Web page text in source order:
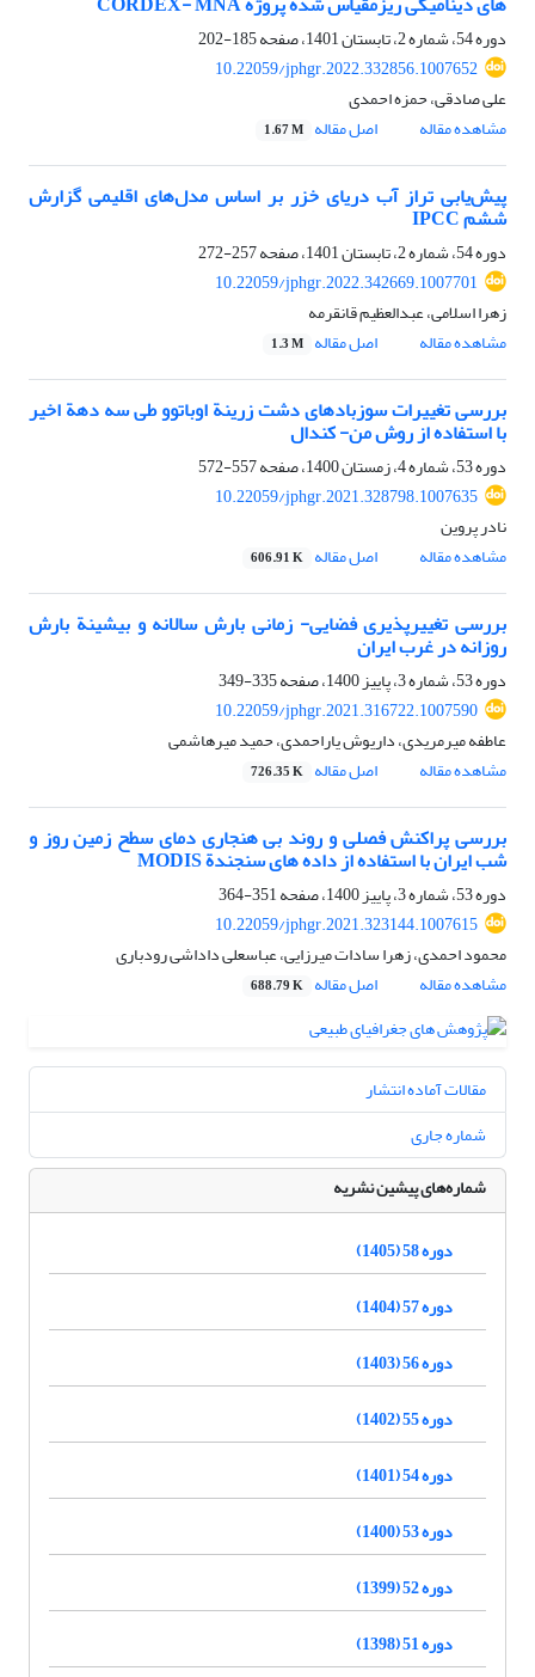
دوره 54، شماره 2، تابستان 1401، صفحه
185-202
10.22059/jphgr.2022.332856.1007652
علی صادقی، حمزه احمدی
مشاهده مقاله
اصل مقاله 1.67 M
پیش‌یابی تراز آب دریای خزر بر اساس مدل‌های اقلیمی گزارش
ششم IPCC
دوره 54، شماره 2، تابستان 1401، صفحه
257-272
10.22059/jphgr.2022.342669.1007701
زهرا اسلامی، عبدالعظیم قانقرمه
مشاهده مقاله
اصل مقاله 1.3 M
بررسی تغییرات سوزبادهای دشت زرینة اوباتوو طی سه دهة اخیر
با استفاده از روش من‏- کندال
دوره 53، شماره 4، زمستان 1400، صفحه
557-572
10.22059/jphgr.2021.328798.1007635
نادر پروین
مشاهده مقاله
اصل مقاله 606.91 K
بررسی تغییرپذیری فضایی- زمانی بارش سالانه و بیشینة بارش
روزانه در غرب ایران
دوره 53، شماره 3، پاییز 1400، صفحه
335-349
10.22059/jphgr.2021.316722.1007590
عاطفه میرمریدی، داریوش یاراحمدی، حمید میرهاشمی
مشاهده مقاله
اصل مقاله 726.35 K
بررسی پراکنش فصلی و روند بی ‏هنجاری دمای سطح زمین روز و
شب ایران با استفاده از داده ‏های سنجندة MODIS
دوره 53، شماره 3، پاییز 1400، صفحه
351-364
10.22059/jphgr.2021.323144.1007615
محمود احمدی، زهرا سادات میرزایی، عباسعلی داداشی رودباری
مشاهده مقاله
اصل مقاله 688.79 K
مقالات آماده انتشار
شماره جاری
شماره‌های پیشین نشریه
دوره 58 (1405)
دوره 57 (1404)
دوره 56 (1403)
دوره 55 (1402)
دوره 54 (1401)
دوره 53 (1400)
دوره 52 (1399)
دوره 51 (1398)